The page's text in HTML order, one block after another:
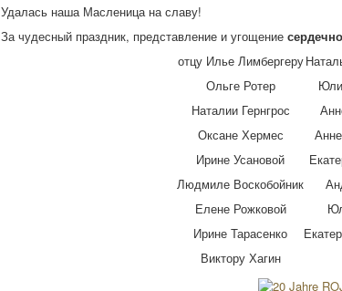
Удалась наша Масленица на славу!
За чудесный праздник, представление и угощение
отцу Илье Лимбергеру
Ольге Ротер
Наталии Гернгрос
Оксане Хермес
Ирине Усановой
Людмиле Воскобойник
Елене Рожковой
Ирине Тарасенко
Виктору Хагин